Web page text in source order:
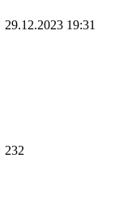
29.12.2023 19:31
232